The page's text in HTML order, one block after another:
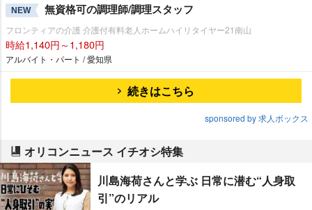
NEW 無資格可の調理師/調理スタッフ
フロンティアの介護 介護付有料老人ホームハイリタイヤー21南山
時給1,140円～1,180円
アルバイト・パート / 愛知県
続きはこちら
sponsored by 求人ボックス
オリコンニュース イチオシ特集
川島海荷さんと学ぶ 日常に潜む“人身取
引”のリアル